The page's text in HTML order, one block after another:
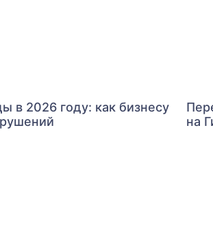
в 2026 году: как бизнесу
на